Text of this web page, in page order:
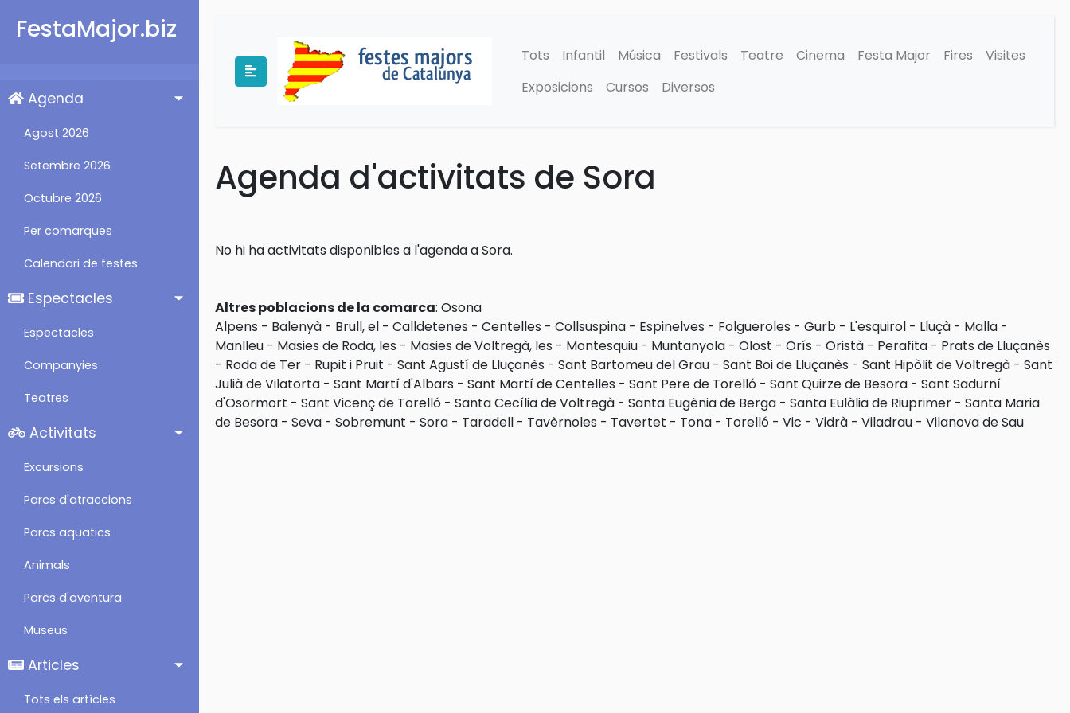
FestaMajor.biz
Agenda
Agost 2026
Setembre 2026
Octubre 2026
Per comarques
Calendari de festes
Espectacles
Espectacles
Companyies
Teatres
Activitats
Excursions
Parcs d'atraccions
Parcs aqüatics
Animals
Parcs d'aventura
Museus
Articles
Tots els artícles
Tots Infantil Música Festivals Teatre Cinema Festa Major Fires
Visites
Exposicions
Cursos Diversos
Agenda d'activitats de Sora
No hi ha activitats disponibles a l'agenda a Sora.
Altres poblacions de la comarca: Osona
Alpens - Balenyà - Brull, el - Calldetenes - Centelles - Collsuspina - Espinelves - Folgueroles - Gurb - L'esquirol - Lluçà - Malla -
Manlleu - Masies de Roda, les - Masies de Voltregà, les - Montesquiu - Muntanyola - Olost - Orís - Oristà - Perafita - Prats de Lluçanès
- Roda de Ter - Rupit i Pruit - Sant Agustí de Lluçanès - Sant Bartomeu del Grau - Sant Boi de Lluçanès - Sant Hipòlit de Voltregà - Sant
Julià de Vilatorta - Sant Martí d'Albars - Sant Martí de Centelles - Sant Pere de Torelló - Sant Quirze de Besora - Sant Sadurní
d'Osormort - Sant Vicenç de Torelló - Santa Cecília de Voltregà - Santa Eugènia de Berga - Santa Eulàlia de Riuprimer - Santa Maria
de Besora - Seva - Sobremunt - Sora - Taradell - Tavèrnoles - Tavertet - Tona - Torelló - Vic - Vidrà - Viladrau - Vilanova de Sau